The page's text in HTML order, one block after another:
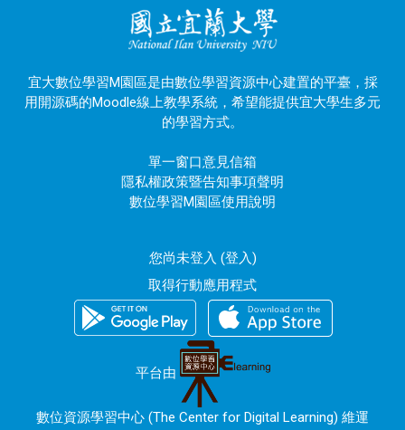
宜大數位學習M園區是由數位學習資源中心建置的平臺，採
用開源碼的Moodle線上教學系統，希望能提供宜大學生多元
的學習方式。
單一窗口意見信箱
隱私權政策暨告知事項聲明
數位學習M園區使用說明
您尚未登入 (登入)
取得行動應用程式
平台由
數位資源學習中心 (The Center for Digital Learning) 維運